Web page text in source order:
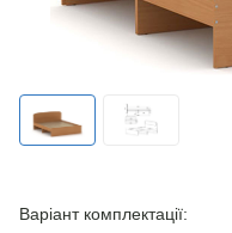
Варіант комплектації: